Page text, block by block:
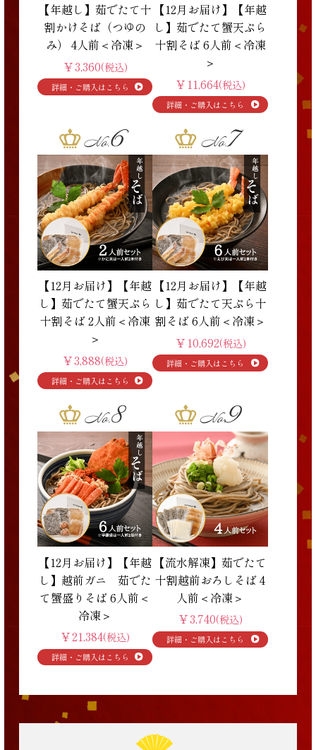
【年越し】茹でたて十
割かけそば（つゆの
み） 4人前＜冷凍＞
￥3,360(税込)
【12月お届け】【年越
し】茹でたて蟹天ぷら
十割そば 6人前＜冷凍
＞
￥11,664(税込)
【12月お届け】【年越
し】茹でたて蟹天ぷら
十割そば 2人前＜冷凍
＞
￥3,888(税込)
【12月お届け】【年越
し】茹でたて天ぷら十
割そば 6人前＜冷凍＞
￥10,692(税込)
【12月お届け】【年越
し】越前ガニ 茹でた
て蟹盛りそば 6人前＜
冷凍＞
￥21,384(税込)
【流水解凍】茹でたて
十割越前おろしそば 4
人前＜冷凍＞
￥3,740(税込)